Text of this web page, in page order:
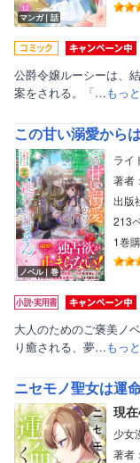
マンガ｜話
公爵令嬢ルーシーは、
案をされる。「…もっ
ノベル｜巻
ライ
著者
出版
213
1巻
大人のためのご褒美ノ
り癒される、夢…もっ
ニセモノ聖女は運
現
少女
著者